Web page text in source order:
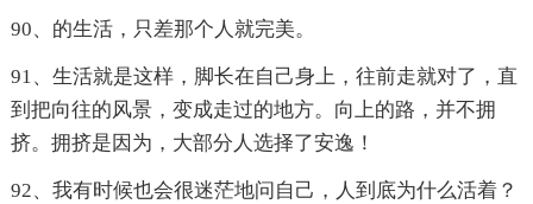
90、的生活，只差那个人就完美。
91、生活就是这样，脚长在自己身上，往前走就对了，直
到把向往的风景，变成走过的地方。向上的路，并不拥
挤。拥挤是因为，大部分人选择了安逸！
92、我有时候也会很迷茫地问自己，人到底为什么活着？